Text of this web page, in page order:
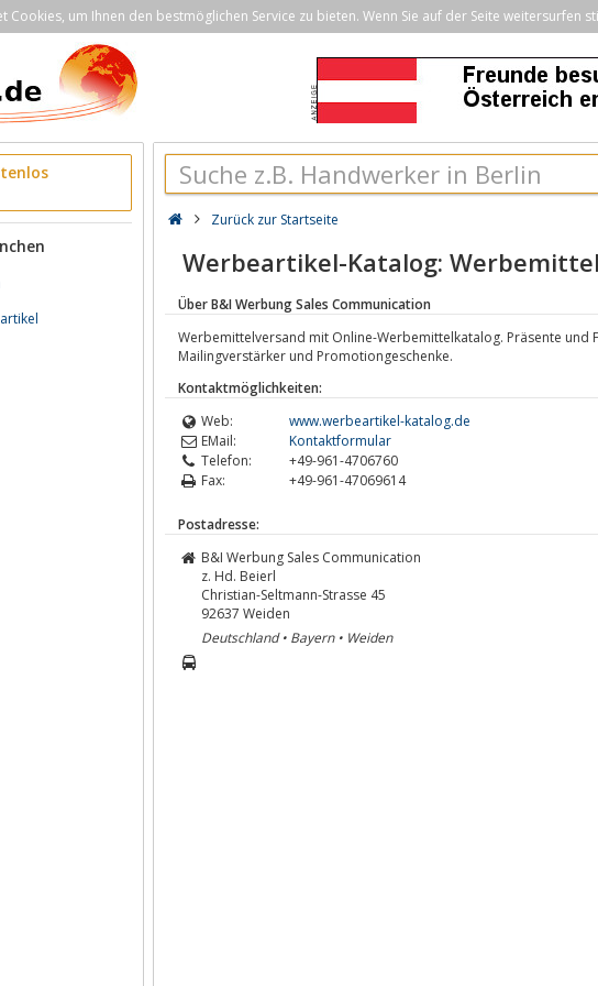
Cookies, um Ihnen den bestmöglichen Service zu bieten. Wenn Sie auf der Seite weitersurfen
Zurück zur Startseite
Werbeartikel-Katalog:
Über B&I Werbung Sales Communication
Werbemittelversand mit Online-Werbemittelkatalog. Präsente und
Mailingverstärker und Promotiongeschenke.
Kontaktmöglichkeiten:
Web:
www.werbeartikel-katalog.de
EMail:
Kontaktformular
Telefon:
+49-961-4706760
Fax:
+49-961-47069614
Postadresse:
B&I Werbung Sales Communication
z. Hd. Beierl
Christian-Seltmann-Strasse 45
92637 Weiden
Deutschland • Bayern • Weiden